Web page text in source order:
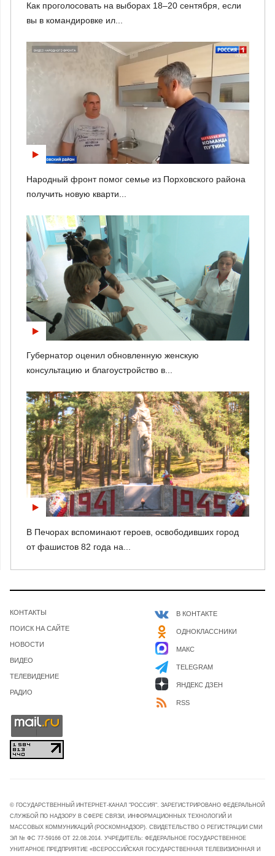
Как проголосовать на выборах 18–20 сентября, если
вы в командировке ил...
Народный фронт помог семье из Порховского района
получить новую кварти...
Губернатор оценил обновленную женскую
консультацию и благоустройство в...
В Печорах вспоминают героев, освободивших город
от фашистов 82 года на...
КОНТАКТЫ
ПОИСК НА САЙТЕ
НОВОСТИ
ВИДЕО
ТЕЛЕВИДЕНИЕ
РАДИО
В КОНТАКТЕ
ОДНОКЛАССНИКИ
МАКС
TELEGRAM
ЯНДЕКС ДЗЕН
RSS
© ГОСУДАРСТВЕННЫЙ ИНТЕРНЕТ-КАНАЛ "РОССИЯ". ЗАРЕГИСТРИРОВАНО ФЕДЕРАЛЬНОЙ
СЛУЖБОЙ ПО НАДЗОРУ В СФЕРЕ СВЯЗИ, ИНФОРМАЦИОННЫХ ТЕХНОЛОГИЙ И
МАССОВЫХ КОММУНИКАЦИЙ (РОСКОМНАДЗОР). СВИДЕТЕЛЬСТВО О РЕГИСТРАЦИИ СМИ
ЭЛ № ФС 77-59166 ОТ 22.08.2014. УЧРЕДИТЕЛЬ: ФЕДЕРАЛЬНОЕ ГОСУДАРСТВЕННОЕ
УНИТАРНОЕ ПРЕДПРИЯТИЕ «ВСЕРОССИЙСКАЯ ГОСУДАРСТВЕННАЯ ТЕЛЕВИЗИОННАЯ И